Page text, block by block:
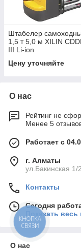
Штабелер
1,5 т 5,0 м XILIN
III Li-ion
Цену уточняйте
О нас
Рейтинг не
Менее 5
Работает с
г. Алматы
ул.Бакинская 1/
Контакты
Сегодня
Показать
О нас
КНОПКА
СВЯЗИ